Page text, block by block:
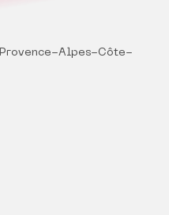
Provence-Alpes-Côte-